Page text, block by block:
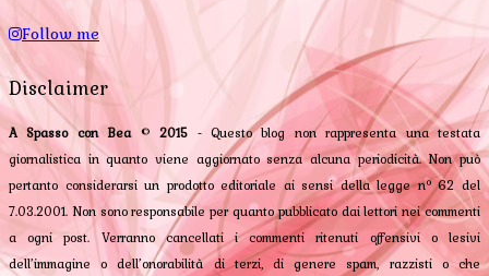
Follow me
Disclaimer
A Spasso con Bea©2015 - Questo blog non rappresenta una testata
giornalistica in quanto viene aggiornato senza alcuna periodicità. Non può
pertanto considerarsi un prodotto editoriale ai sensi della legge n° 62 del
7.03.2001. Non sono responsabile per quanto pubblicato dai lettori nei commenti
a ogni post. Verranno cancellati i commenti ritenuti offensivi o lesivi
dell’immagine o dell’onorabilità di terzi, di genere spam, razzisti o che